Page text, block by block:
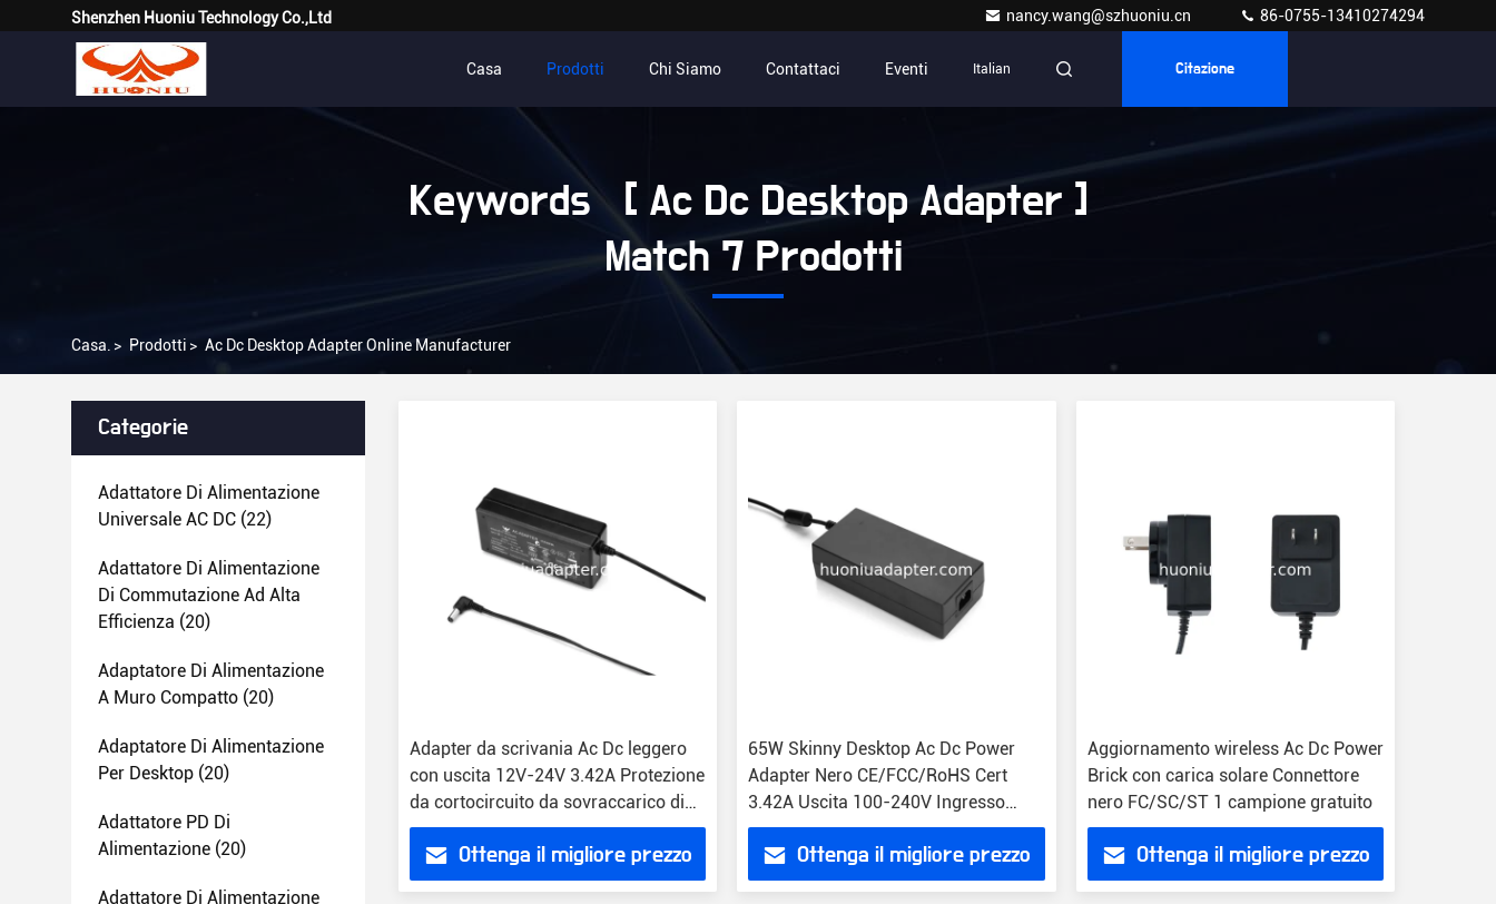
Shenzhen Huoniu Technology Co.,Ltd nancy.wang@szhuoniu.cn 86-0755-13410274294
Casa Prodotti Chi Siamo Contattaci Eventi Italian Citazione
Keywords [ Ac Dc Desktop Adapter ]
Match 7 Prodotti
Casa. > Prodotti > Ac Dc Desktop Adapter Online Manufacturer
Categorie
Adattatore Di Alimentazione
Universale AC DC (22)
Adattatore Di Alimentazione
Di Commutazione Ad Alta
Efficienza (20)
Adaptatore Di Alimentazione
A Muro Compatto (20)
Adaptatore Di Alimentazione
Per Desktop (20)
Adattatore PD Di
Alimentazione (20)
Adattatore Di Alimentazione
Adapter da scrivania Ac Dc leggero
con uscita 12V-24V 3.42A Protezione
da cortocircuito da sovraccarico di
corrente
Ottenga il migliore prezzo
65W Skinny Desktop Ac Dc Power
Adapter Nero CE/FCC/RoHS Cert
3.42A Uscita 100-240V Ingresso
1.5m Cavo
Ottenga il migliore prezzo
Aggiornamento wireless Ac Dc Power
Brick con carica solare Connettore
nero FC/SC/ST 1 campione gratuito
Ottenga il migliore prezzo